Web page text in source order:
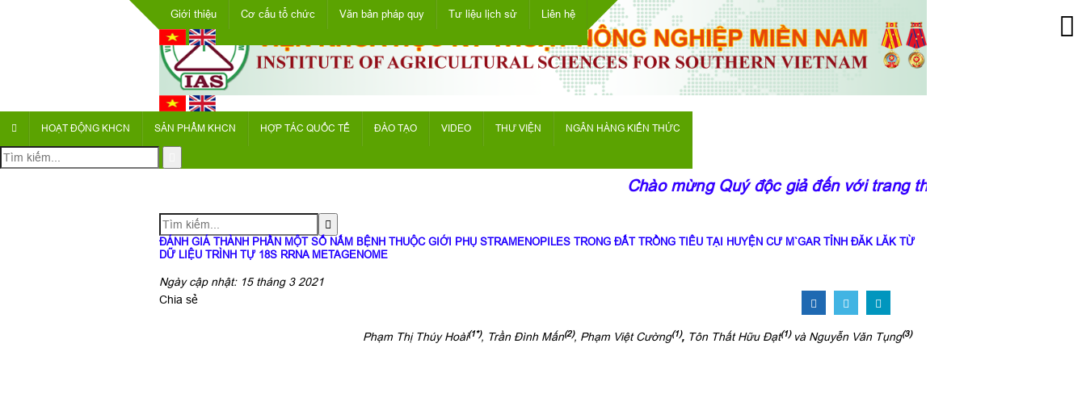
Giới thiệu Cơ cấu tổ chức Văn bản pháp quy Tư liệu lịch sử Liên hệ
HOẠT ĐỘNG KHCN SẢN PHẨM KHCN HỢP TÁC QUỐC TẾ ĐÀO TẠO VIDEO THƯ VIỆN NGÂN HÀNG KIẾN THỨC
Chào mừng Quý độc giả đến với trang thông tin của Viện
ĐÁNH GIÁ THÀNH PHẦN MỘT SỐ NẤM BỆNH THUỘC GIỚI PHỤ STRAMENOPILES TRONG ĐẤT TRỒNG TIÊU TẠI HUYỆN CƯ M`GAR TỈNH ĐĂK LĂK TỪ
DỮ LIỆU TRÌNH TỰ 18S RRNA METAGENOME
Ngày cập nhật: 15 tháng 3 2021
Chia sẻ
Phạm Thị Thúy Hoài(1*), Trần Đình Mấn(2), Phạm Việt Cường(1), Tôn Thất Hữu Đạt(1) và Nguyễn Vǎn Tụng(3)